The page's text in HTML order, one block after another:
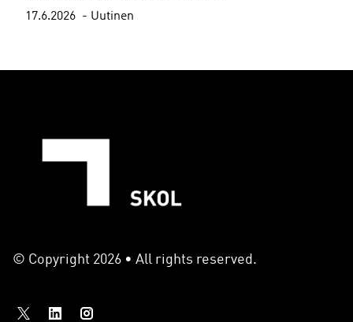
17.6.2026 Uutinen
© Copyright 2026 • All rights reserved.